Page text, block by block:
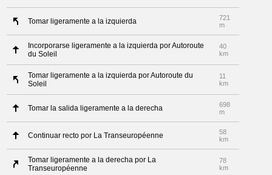
Tomar ligeramente a la izquierda
721
m
Incorporarse ligeramente a la izquierda por Autoroute
du Soleil
40
km
Tomar ligeramente a la izquierda por Autoroute du
Soleil
11
km
Tomar la salida ligeramente a la derecha
698
m
Continuar recto por La Transeuropéenne
58
km
Tomar ligeramente a la derecha por La
Transeuropéenne
78
km